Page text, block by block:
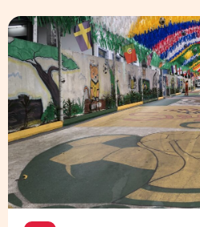
Rua da Copa na Compensa: